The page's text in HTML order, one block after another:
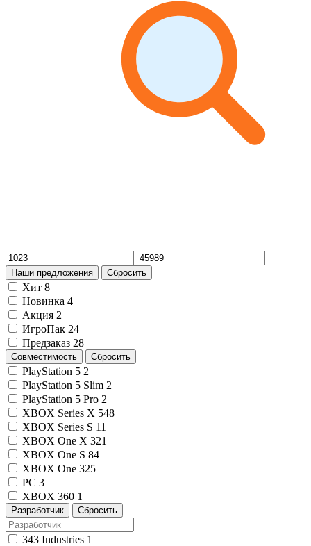
Наши предложения Сбросить
Хит 8
Новинка 4
Акция 2
ИгроПак 24
Предзаказ 28
Совместимость Сбросить
PlayStation 5 2
PlayStation 5 Slim 2
PlayStation 5 Pro 2
XBOX Series X 548
XBOX Series S 11
XBOX One X 321
XBOX One S 84
XBOX One 325
PC 3
XBOX 360 1
Разработчик Сбросить
343 Industries 1